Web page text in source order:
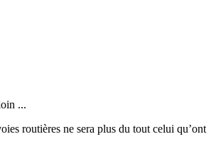
...
routières ne sera plus du tout celui qu’ont